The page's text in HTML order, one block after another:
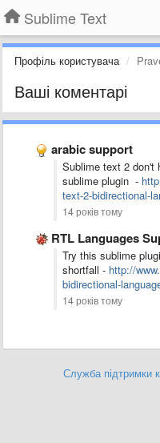
Sublime Text
Профіль користувача
Ваші коментарі
arabic support
Sublime text 2 don't
sublime plugin -
text-2-bidirectional-
14 років тому
RTL Languages
Try this sublime
shortfall - http://
bidirectional-
14 років тому
Служба підтримки